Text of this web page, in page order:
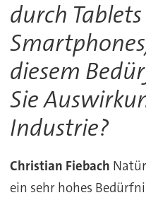
durch
diesem
Sie
Industrie?
Christian Fiebach
ein sehr hohes